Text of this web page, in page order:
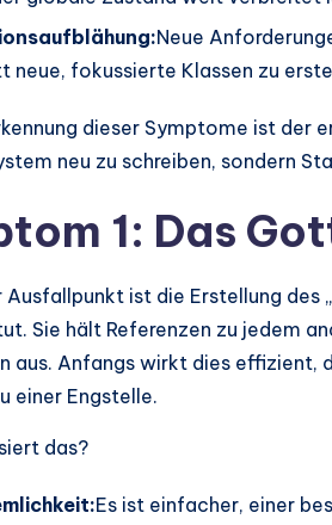
Neue
neue, fokussierte Klassen zu
dieser Symptome ist der
neu zu schreiben, sondern
1: Das
Ausfallpunkt ist die Erstellung
Sie hält Referenzen zu jedem
aus. Anfangs wirkt dies effizient,
einer Engstelle.
das?
Es ist einfacher, einer